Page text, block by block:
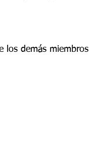
los demás miembros